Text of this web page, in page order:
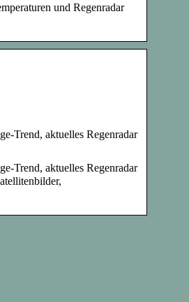
und Regenradar
Trend, aktuelles Regenradar
Trend, aktuelles Regenradar